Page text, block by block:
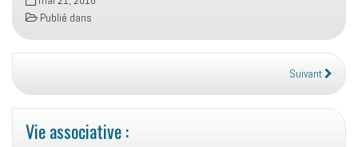
Publié dans
Suivant
Vie associative :